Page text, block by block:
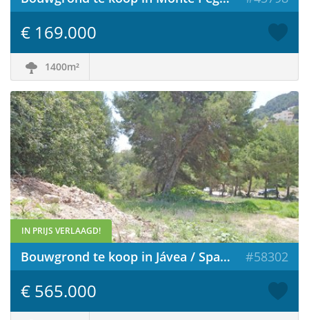
€ 169.000
1400m²
IN PRIJS VERLAAGD!
Bouwgrond te koop in Jávea / Spanje #58302
€ 565.000